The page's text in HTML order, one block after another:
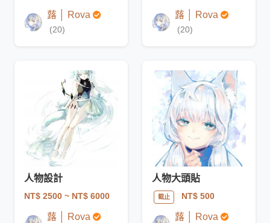
蕗 │ Rova
(20)
蕗 │ Rova
(20)
人物設計
NT$ 2500 ~ NT$ 6000
蕗 │ Rova
人物大頭貼
截止 NT$ 500
蕗 │ Rova